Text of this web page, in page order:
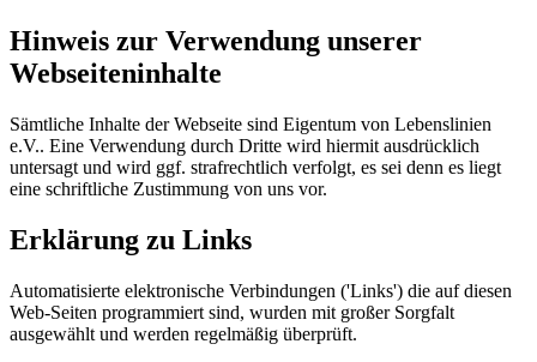
Hinweis zur Verwendung unserer
Webseiteninhalte
Sämtliche Inhalte der Webseite sind Eigentum von Lebenslinien
e.V.. Eine Verwendung durch Dritte wird hiermit ausdrücklich
untersagt und wird ggf. strafrechtlich verfolgt, es sei denn es liegt
eine schriftliche Zustimmung von uns vor.
Erklärung zu Links
Automatisierte elektronische Verbindungen ('Links') die auf diesen
Web-Seiten programmiert sind, wurden mit großer Sorgfalt
ausgewählt und werden regelmäßig überprüft.